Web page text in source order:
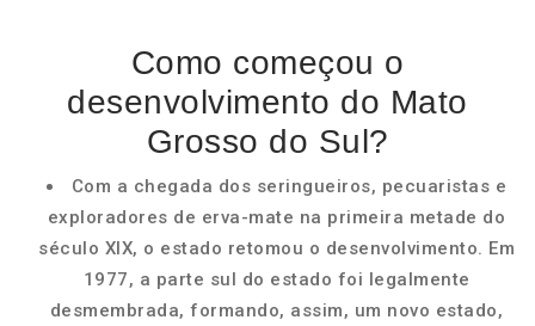
Como começou o
desenvolvimento do Mato
Grosso do Sul?
Com a chegada dos seringueiros, pecuaristas e
exploradores de erva-mate na primeira metade do
século XIX, o estado retomou o desenvolvimento. Em
1977, a parte sul do estado foi legalmente
desmembrada, formando, assim, um novo estado,